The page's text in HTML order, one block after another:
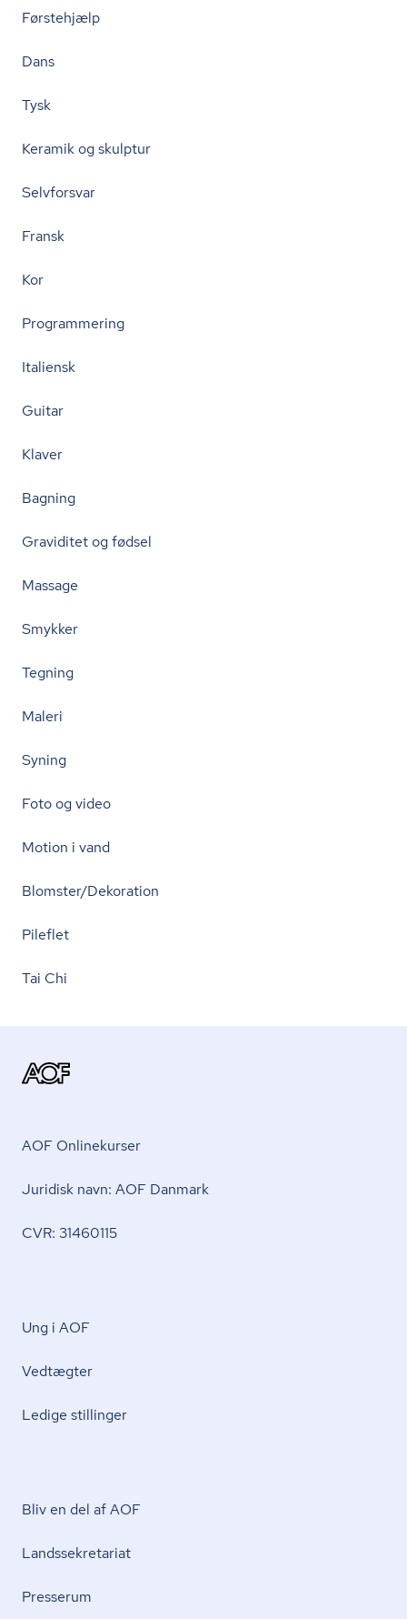
Førstehjælp
Dans
Tysk
Keramik og skulptur
Selvforsvar
Fransk
Kor
Programmering
Italiensk
Guitar
Klaver
Bagning
Graviditet og fødsel
Massage
Smykker
Tegning
Maleri
Syning
Foto og video
Motion i vand
Blomster/Dekoration
Pileflet
Tai Chi
AOF Onlinekurser
Juridisk navn: AOF Danmark
CVR: 31460115
Ung i AOF
Vedtægter
Ledige stillinger
Bliv en del af AOF
Lands­se­kre­ta­ri­at
Presserum